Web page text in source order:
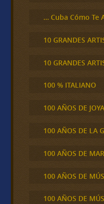
… Cuba Cómo Te
10 GRANDES
10 GRANDES
100 % ITALIANO
100 AÑOS DE
100 AÑOS DE LA
100 AÑOS DE
100 AÑOS DE
100 AÑOS DE